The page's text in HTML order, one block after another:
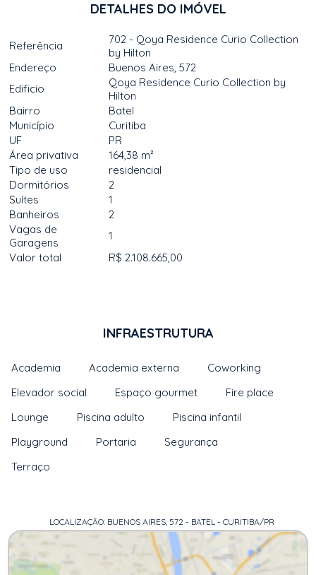
DETALHES DO IMÓVEL
Referência
702 - Qoya Residence Curio Collection
by Hilton
Endereço
Buenos Aires, 572
Edificio
Qoya Residence Curio Collection by
Hilton
Bairro
Batel
Município
Curitiba
UF
PR
Área privativa
164,38 m²
Tipo de uso
residencial
Dormitórios
2
Suítes
1
Banheiros
2
Vagas de
Garagens
1
Valor total
R$ 2.108.665,00
INFRAESTRUTURA
Academia Academia externa
Coworking
Elevador social
Espaço gourmet
Fire place
Lounge
Piscina adulto
Piscina infantil
Playground
Portaria
Segurança
Terraço
LOCALIZAÇÃO: BUENOS AIRES, 572 - BATEL - CURITIBA/PR